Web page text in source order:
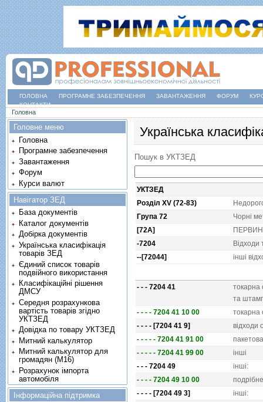
ГОЛОВНА ПРОГРАМНЕ ЗАБЕЗПЕЧЕННЯ ЗАВАНТАЖЕННЯ ФОРУМ
КОНТАКТИ
Ви є тут
Головна
Українська
Пошук в УКТЗЕД
УКТЗЕД
Розділ XV (72-83)
Група 72
Чорнi
[72A]
-7204
Вiдходи
--[72044]
iншi
- - - 7204 41
токарна
та
- - - - 7204 41 10 00
токарна
- - - - [7204 41 9]
вiдходи
- - - - - 7204 41 91 00
- - - - - 7204 41 99 00
iншi
- - - 7204 49
iншi:
- - - - 7204 49 10 00
- - - - [7204 49 3]
iншi:
Головне меню
Головна
Програмне забезпечення
Завантаження
Форум
Курси валют
Навігатор ЗЕД
База документів
Каталог документів
Добірка документів
Українська класифікація
товарів ЗЕД
Єдиний список товарів
подвійного використання
Класифікаційні рішення
ДМСУ
Середня розрахункова
вартість товарів згідно
УКТЗЕД
Довідка по товару УКТЗЕД
Митний калькулятор
Митний калькулятор для
громадян (М16)
Розрахунок імпорта
автомобіля
Інформаційна підтримка